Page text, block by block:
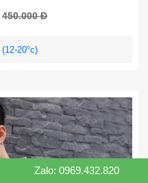
450.000 Đ
(12-20°c)
Zalo: 0969.432.820